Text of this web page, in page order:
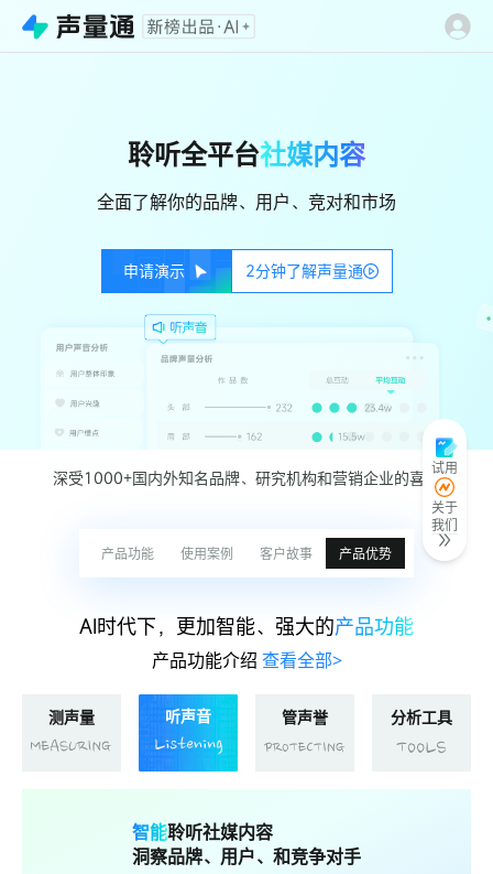
试用
关于
我们
聆听全平台社媒内容
全面了解你的品牌、用户、竞对和市场
申请演示 2分钟了解声量通
深受1000+国内外知名品牌、研究机构和营销企业的喜爱
产品功能 使用案例 客户故事 产品优势
AI时代下，更加智能、强大的产品功能
产品功能介绍 查看全部>
测声量 听声音 管声誉 分析工具
量化
评估品牌跨平台声量
配置营销专家级AI，
5分钟 出品牌图文报告
营销专家级AI分析，专治不会写报告
智能聆听社媒内容
洞察品牌、用户、和竞争对手